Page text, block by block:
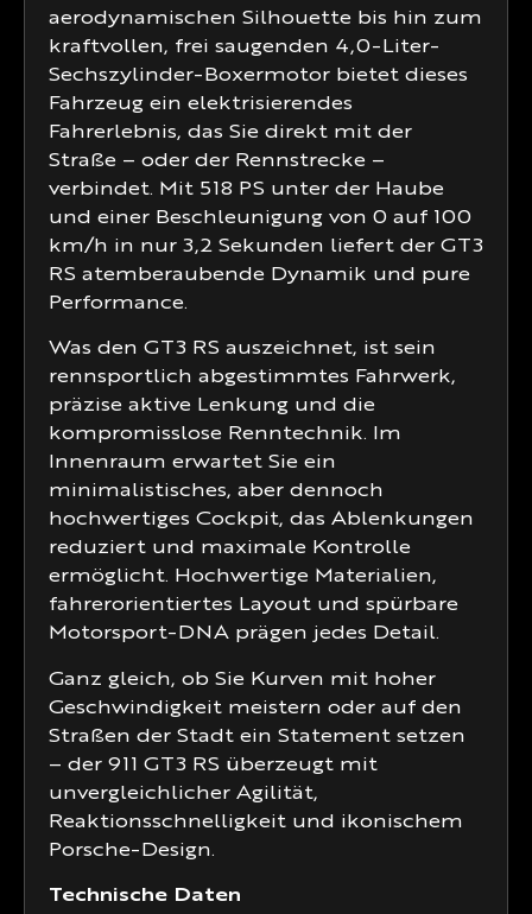
aerodynamischen Silhouette bis hin zum
kraftvollen, frei saugenden 4,0-Liter-
Sechszylinder-Boxermotor bietet dieses
Fahrzeug ein elektrisierendes
Fahrerlebnis, das Sie direkt mit der
Straße – oder der Rennstrecke –
verbindet. Mit 518 PS unter der Haube
und einer Beschleunigung von 0 auf 100
km/h in nur 3,2 Sekunden liefert der GT3
RS atemberaubende Dynamik und pure
Performance.
Was den GT3 RS auszeichnet, ist sein
rennsportlich abgestimmtes Fahrwerk,
präzise aktive Lenkung und die
kompromisslose Renntechnik. Im
Innenraum erwartet Sie ein
minimalistisches, aber dennoch
hochwertiges Cockpit, das Ablenkungen
reduziert und maximale Kontrolle
ermöglicht. Hochwertige Materialien,
fahrerorientiertes Layout und spürbare
Motorsport-DNA prägen jedes Detail.
Ganz gleich, ob Sie Kurven mit hoher
Geschwindigkeit meistern oder auf den
Straßen der Stadt ein Statement setzen
– der 911 GT3 RS überzeugt mit
unvergleichlicher Agilität,
Reaktionsschnelligkeit und ikonischem
Porsche-Design.
Technische Daten